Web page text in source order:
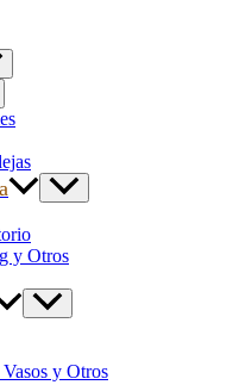
y Otros
y Otros